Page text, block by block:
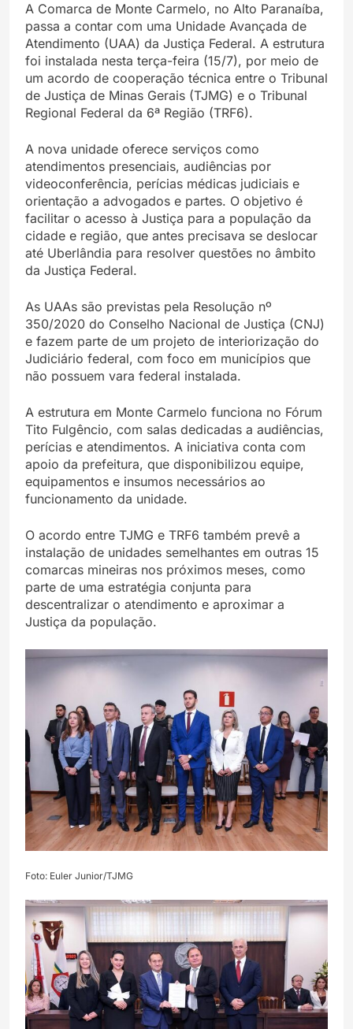
A Comarca de Monte Carmelo, no Alto Paranaíba,
passa a contar com uma Unidade Avançada de
Atendimento (UAA) da Justiça Federal. A estrutura
foi instalada nesta terça-feira (15/7), por meio de
um acordo de cooperação técnica entre o Tribunal
de Justiça de Minas Gerais (TJMG) e o Tribunal
Regional Federal da 6ª Região (TRF6).
A nova unidade oferece serviços como
atendimentos presenciais, audiências por
videoconferência, perícias médicas judiciais e
orientação a advogados e partes. O objetivo é
facilitar o acesso à Justiça para a população da
cidade e região, que antes precisava se deslocar
até Uberlândia para resolver questões no âmbito
da Justiça Federal.
As UAAs são previstas pela Resolução nº
350/2020 do Conselho Nacional de Justiça (CNJ)
e fazem parte de um projeto de interiorização do
Judiciário federal, com foco em municípios que
não possuem vara federal instalada.
A estrutura em Monte Carmelo funciona no Fórum
Tito Fulgêncio, com salas dedicadas a audiências,
perícias e atendimentos. A iniciativa conta com
apoio da prefeitura, que disponibilizou equipe,
equipamentos e insumos necessários ao
funcionamento da unidade.
O acordo entre TJMG e TRF6 também prevê a
instalação de unidades semelhantes em outras 15
comarcas mineiras nos próximos meses, como
parte de uma estratégia conjunta para
descentralizar o atendimento e aproximar a
Justiça da população.
Foto: Euler Junior/TJMG